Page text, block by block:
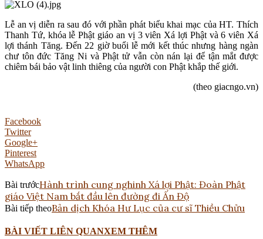
Lễ an vị diễn ra sau đó với phần phát biểu khai mạc của HT. Thích
Thanh Tứ, khóa lễ Phật giáo an vị 3 viên Xá lợi Phật và 6 viên Xá
lợi thánh Tăng. Đến 22 giờ buổi lễ mới kết thúc nhưng hàng ngàn
chư tôn đức Tăng Ni và Phật tử vẫn còn nán lại để tận mắt được
chiêm bái bảo vật linh thiêng của người con Phật khắp thế giới.
(theo giacngo.vn)
Facebook
Twitter
Google+
Pinterest
WhatsApp
Bài trướcHành trình cung nghinh Xá lợi Phật: Đoàn Phật
giáo Việt Nam bắt đầu lên đường đi Ấn Độ
Bài tiếp theoBản dịch Khóa Hư Lục của cư sĩ Thiều Chửu
BÀI VIẾT LIÊN QUANXEM THÊM